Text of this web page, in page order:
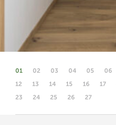
01 02 03 04 05 06
12
13 14 15 16 17
23
24 25 26 27